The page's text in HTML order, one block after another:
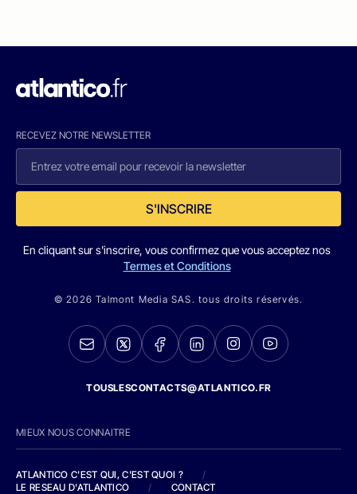
RECEVEZ NOTRE NEWSLETTER
S'INSCRIRE
En cliquant sur s'inscrire, vous confirmez que vous acceptez nos
Termes et Conditions
© 2026 Talmont Media SAS. tous droits réservés.
TOUSLESCONTACTS@ATLANTICO.FR
MIEUX NOUS CONNAITRE
ATLANTICO C'EST QUI, C'EST QUOI ?
/
LE RESEAU D'ATLANTICO
/ CONTACT